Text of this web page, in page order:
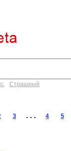
, Страшный
3 . . . 4 5